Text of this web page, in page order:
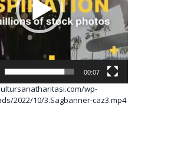
00:07
wp-
2022/10/3.Sagbanner-caz3.mp4